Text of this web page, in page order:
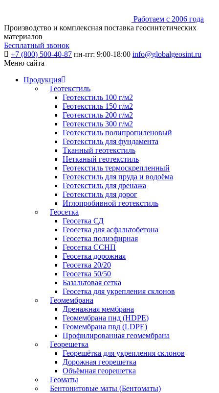
Работаем с 2006 года
Производство и комплексная поставка геосинтетических
материалов
Бесплатный звонок
+7 (800) 500-40-87 пн-пт: 9:00-18:00 info@globalgeosint.ru
Меню сайта
Продукция
Геотекстиль
Геотекстиль 100 г/м2
Геотекстиль 150 г/м2
Геотекстиль 200 г/м2
Геотекстиль 300 г/м2
Геотекстиль полипропиленовый
Геотекстиль для фундамента
Тканный геотекстиль
Нетканый геотекстиль
Геотекстиль термоскрепленный
Геотекстиль для пруда и водоёма
Геотекстиль для дренажа
Геотекстиль для дорог
Иглопробивной геотекстиль
Геосетка
Геосетка СД
Геосетка для асфальтобетона
Геосетка полиэфирная
Геосетка ССНП
Геосетка дорожная
Геосетка 20/20
Геосетка 50/50
Базальтовая сетка
Геосетка для укрепления склонов
Геомембрана
Дренажная мембрана
Геомембрана пнд (HDPE)
Геомембрана пвд (LDPE)
Профилированная геомембрана
Георешетка
Георешётка для укрепления склонов
Дорожная георешетка
Объёмная георешетка
Геоматы
Бентонитовые маты (Бентоматы)